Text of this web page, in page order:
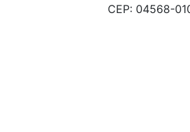
CEP: 04568-